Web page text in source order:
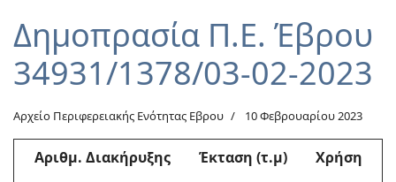
Δημοπρασία Π.Ε. Έβρου
34931/1378/03-02-2023
Αρχείο Περιφερειακής Ενότητας Εβρου 10 Φεβρουαρίου 2023
Αριθμ. Διακήρυξης Έκταση (τ.μ)
Χρήση